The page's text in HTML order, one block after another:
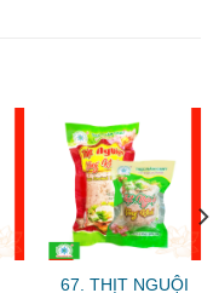
67. THỊT NGUỘI